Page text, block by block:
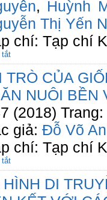
, Huỳnh
Thị Yến
chí: Tạp chí
tắt
TRÒ CỦA
NUÔI BỀN
(2018)
giả: Đỗ Võ
chí: Tạp chí
tắt
DI